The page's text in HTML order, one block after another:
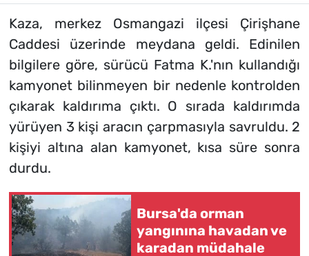
Kaza, merkez Osmangazi ilçesi Çirişhane
Caddesi üzerinde meydana geldi. Edinilen
bilgilere göre, sürücü Fatma K.'nın kullandığı
kamyonet bilinmeyen bir nedenle kontrolden
çıkarak kaldırıma çıktı. O sırada kaldırımda
yürüyen 3 kişi aracın çarpmasıyla savruldu. 2
kişiyi altına alan kamyonet, kısa süre sonra
durdu.
Bursa'da orman
yangınına havadan ve
karadan müdahale